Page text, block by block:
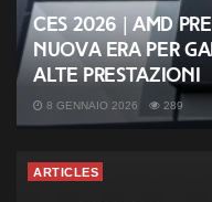
CES 2026 | AMD
nuova era per
alte prestazioni
8 GENNAIO 2026 289
ARTICLES